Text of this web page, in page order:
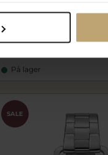
22mm
daDK1L010M0015
958,40 kr
På lager
SALE